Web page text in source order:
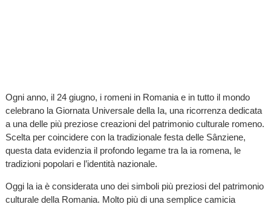
Ogni anno, il 24 giugno, i romeni in Romania e in tutto il mondo
celebrano la Giornata Universale della Ia, una ricorrenza dedicata
a una delle più preziose creazioni del patrimonio culturale romeno.
Scelta per coincidere con la tradizionale festa delle Sânziene,
questa data evidenzia il profondo legame tra la ia romena, le
tradizioni popolari e l’identità nazionale.
Oggi la ia è considerata uno dei simboli più preziosi del patrimonio
culturale della Romania. Molto più di una semplice camicia